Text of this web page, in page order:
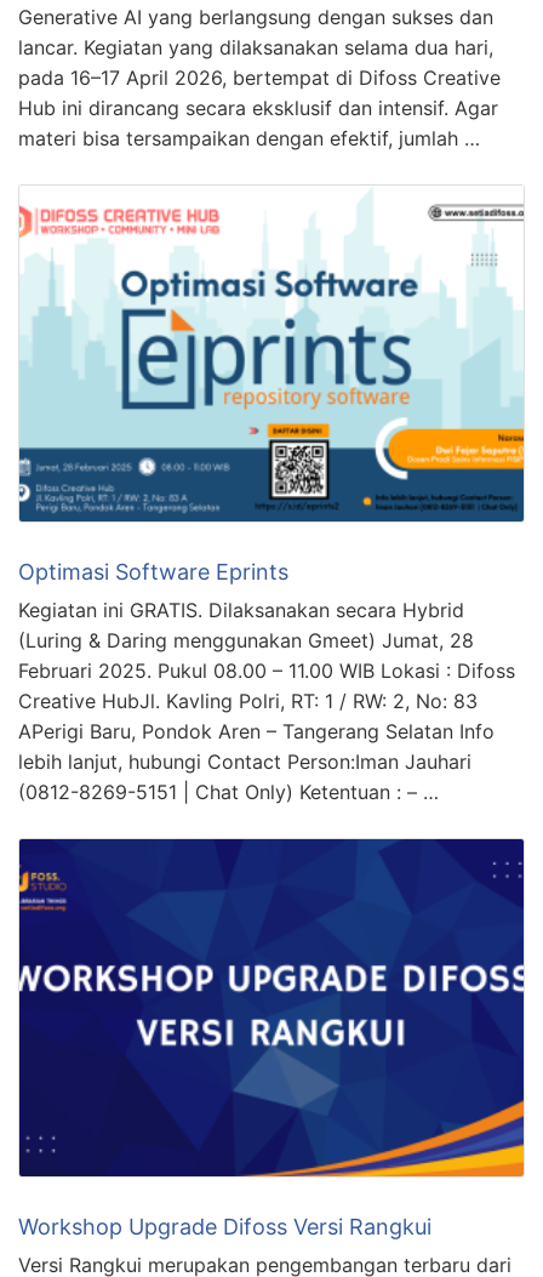
Generative AI yang berlangsung dengan sukses dan
lancar. Kegiatan yang dilaksanakan selama dua hari,
pada 16–17 April 2026, bertempat di Difoss Creative
Hub ini dirancang secara eksklusif dan intensif. Agar
materi bisa tersampaikan dengan efektif, jumlah …
Optimasi Software Eprints
Kegiatan ini GRATIS. Dilaksanakan secara Hybrid
(Luring & Daring menggunakan Gmeet) Jumat, 28
Februari 2025. Pukul 08.00 – 11.00 WIB Lokasi : Difoss
Creative HubJl. Kavling Polri, RT: 1 / RW: 2, No: 83
APerigi Baru, Pondok Aren – Tangerang Selatan Info
lebih lanjut, hubungi Contact Person:Iman Jauhari
(0812-8269-5151 | Chat Only) Ketentuan : – …
Workshop Upgrade Difoss Versi Rangkui
Versi Rangkui merupakan pengembangan terbaru dari